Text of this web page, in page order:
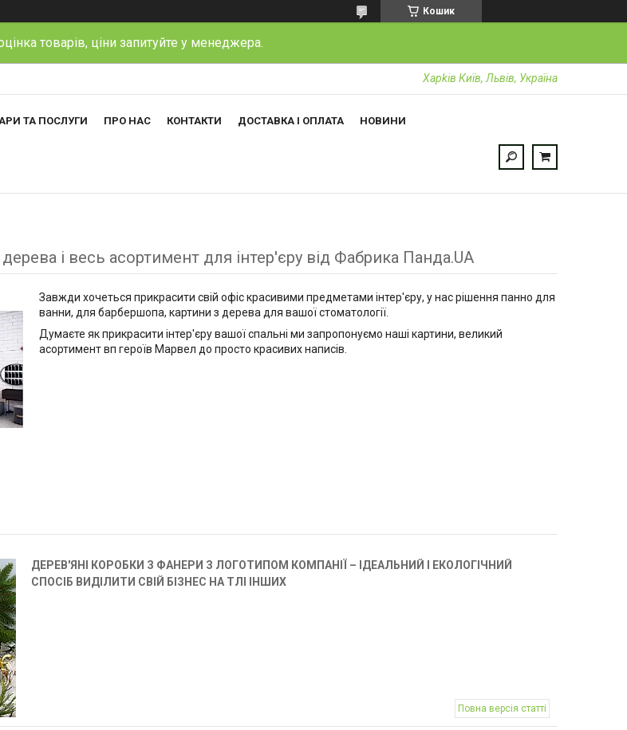
Кошик
товарів, ціни запитуйте у менеджера.
Харkiв Київ, Львів, Україна
ТА ПОСЛУГИ ПРО НАС КОНТАКТИ ДОСТАВКА І ОПЛАТА НОВИНИ
і весь асортимент для інтер'єру від Фабрика Панда.UA
Завжди хочеться прикрасити свій офіс красивими предметами інтер'єру, у нас рішення панно для
ванни, для барбершопа, картини з дерева для вашої стоматології.
Думаєте як прикрасити інтер'єру вашої спальні ми запропонуємо наші картини, великий
асортимент вп героїв Марвел до просто красивих написів.
ДЕРЕВ'ЯНІ КОРОБКИ З ФАНЕРИ З ЛОГОТИПОМ КОМПАНІЇ – ІДЕАЛЬНИЙ І ЕКОЛОГІЧНИЙ
СПОСІБ ВИДІЛИТИ СВІЙ БІЗНЕС НА ТЛІ ІНШИХ
Повна версія статті